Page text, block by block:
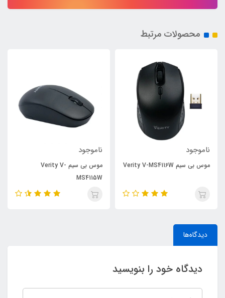
محصولات مرتبط
ناموجود
موس بی سیم Verity V-MS4116W
ناموجود
موس بی سیم Verity V-
MS4115W
دیدگاه‌ها
دیدگاه خود را بنویسید